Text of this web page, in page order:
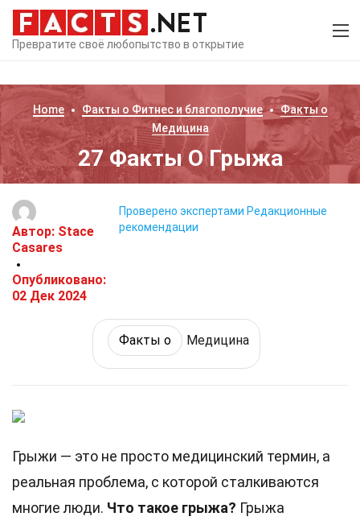
Превратите своё любопытство в открытие
Home Факты о Фитнес и благополучие
Факты о
Медицина
27 Факты О Грыжа
Автор: Stace
Casares
Опубликовано:
02 Дек 2024
Проверено экспертами Редакционные
рекомендации
Факты о Медицина
Грыжи — это не просто медицинский термин, а
реальная проблема, с которой сталкиваются
многие люди. Что такое грыжа? Грыжа